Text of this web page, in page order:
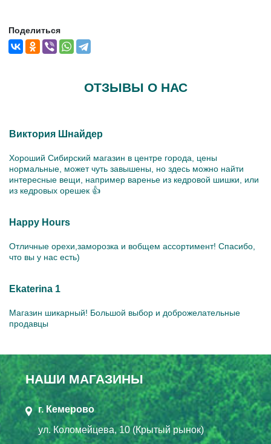
Поделиться
ОТЗЫВЫ О НАС
Виктория Шнайдер
Хороший Сибирский магазин в центре города, цены
нормальные, может чуть завышены, но здесь можно найти
интересные вещи, например варенье из кедровой шишки, или
из кедровых орешек 👍
Happy Hours
Отличные орехи,заморозка и вобщем ассортимент! Спасибо,
что вы у нас есть)
Ekaterina 1
Магазин шикарный! Большой выбор и доброжелательные
продавцы
НАШИ МАГАЗИНЫ
г. Кемерово
ул. Коломейцева, 10 (Крытый рынок)